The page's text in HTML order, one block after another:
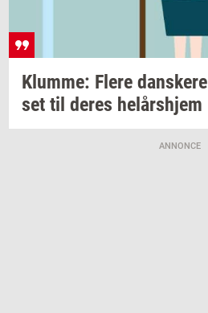
Klum­me: Flere dan­ske­re
set til deres helårs­hjem
ANNONCE